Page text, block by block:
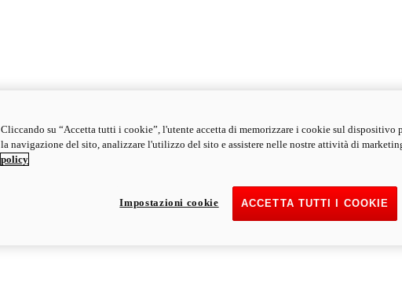
Cliccando su “Accetta tutti i cookie”, l'utente accetta di memorizzare i cookie sul dispositivo
la navigazione del sito, analizzare l'utilizzo del sito e assistere nelle nostre attività di
policy
ACCETTA TUTTI I COOKIE
Impostazioni cookie